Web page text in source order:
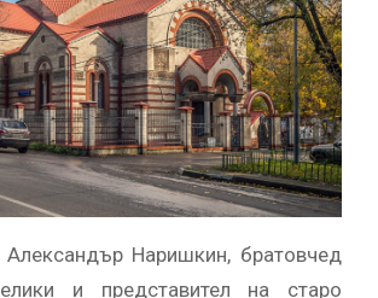
Наришкин, братовчед
и представител на старо